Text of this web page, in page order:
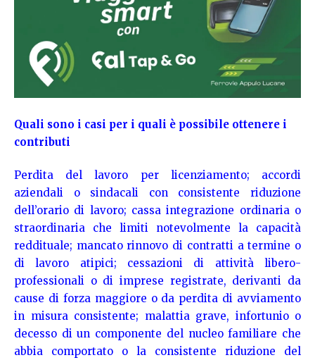
Quali sono i casi per i quali è possibile ottenere i
contributi
Perdita del lavoro per licenziamento; accordi
aziendali o sindacali con consistente riduzione
dell’orario di lavoro; cassa integrazione ordinaria o
straordinaria che limiti notevolmente la capacità
reddituale; mancato rinnovo di contratti a termine o
di lavoro atipici; cessazioni di attività libero-
professionali o di imprese registrate, derivanti da
cause di forza maggiore o da perdita di avviamento
in misura consistente; malattia grave, infortunio o
decesso di un componente del nucleo familiare che
abbia comportato o la consistente riduzione del